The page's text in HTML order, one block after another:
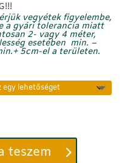
vegyétek figyelembe,
a gyári tolerancia miatt
2- vagy 4 méter,
esetében min. –
+ 5cm-el a területen.
teszem